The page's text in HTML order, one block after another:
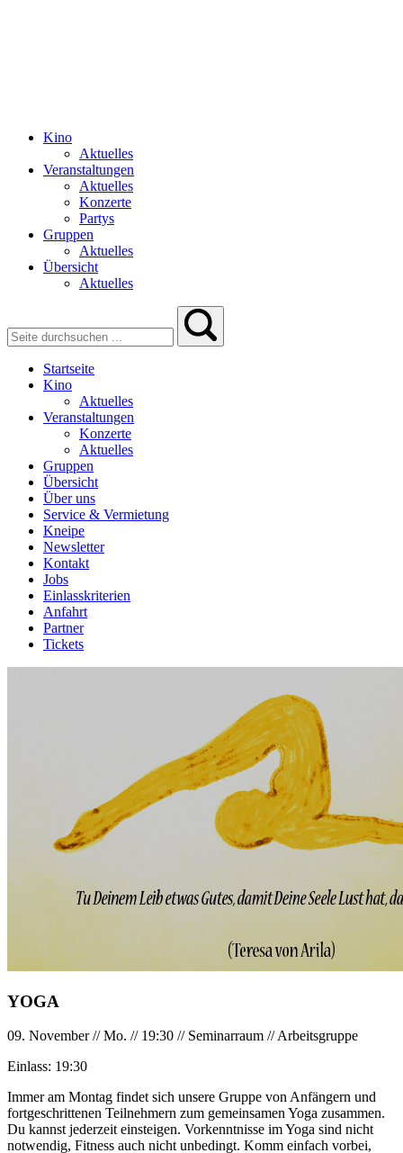
Kino
Aktuelles
Veranstaltungen
Aktuelles
Konzerte
Partys
Gruppen
Aktuelles
Übersicht
Aktuelles
Startseite
Kino
Aktuelles
Veranstaltungen
Konzerte
Aktuelles
Gruppen
Übersicht
Über uns
Service & Vermietung
Kneipe
Newsletter
Kontakt
Jobs
Einlasskriterien
Anfahrt
Partner
Tickets
YOGA
09. November//Mo. // 19:30 // Seminarraum //Arbeitsgruppe
Einlass: 19:30
Immer am Montag findet sich unsere Gruppe von Anfängern und
fortgeschrittenen Teilnehmern zum gemeinsamen Yoga zusammen.
Du kannst jederzeit einsteigen. Vorkenntnisse im Yoga sind nicht
notwendig, Fitness auch nicht unbedingt. Komm einfach vorbei,